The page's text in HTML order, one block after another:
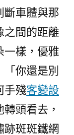
斷車體與那
之間的距離
一樣，優雅
你還是別
手殘客變設
頭看去，
跡斑斑鐵網